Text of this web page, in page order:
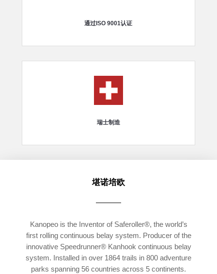
通过ISO 9001认证
瑞士制造
堪诺培欧
Kanopeo is the Inventor of Saferoller®, the world’s
first rolling continuous belay system. Producer of the
innovative Speedrunner® Kanhook continuous belay
system. Installed in over 1864 trails in 800 adventure
parks spanning 56 countries across 5 continents.